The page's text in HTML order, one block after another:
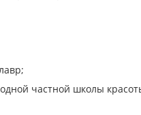
частной школы